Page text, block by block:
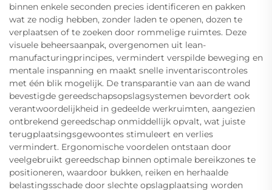
binnen enkele seconden precies identificeren en pakken
wat ze nodig hebben, zonder laden te openen, dozen te
verplaatsen of te zoeken door rommelige ruimtes. Deze
visuele beheersaanpak, overgenomen uit lean-
manufacturingprincipes, vermindert verspilde beweging en
mentale inspanning en maakt snelle inventariscontroles
met één blik mogelijk. De transparantie van aan de wand
bevestigde gereedschapsopslagsystemen bevordert ook
verantwoordelijkheid in gedeelde werkruimten, aangezien
ontbrekend gereedschap onmiddellijk opvalt, wat juiste
terugplaatsingsgewoontes stimuleert en verlies
vermindert. Ergonomische voordelen ontstaan door
veelgebruikt gereedschap binnen optimale bereikzones te
positioneren, waardoor bukken, reiken en herhaalde
belastingsschade door slechte opslagplaatsing worden